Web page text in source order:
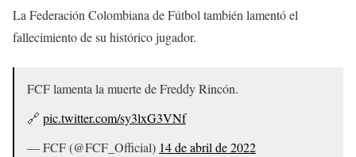
Descanse en paz.
pic.twitter.com/Kt2tGlGSC0
– FIFA.com en español (@fifacom_es)
La Federación Colombiana de Fútbol también lamentó el
fallecimiento de su histórico jugador.
FCF lamenta la muerte de Freddy Rincón.
🔗 pic.twitter.com/sy3lxG3VNf
— FCF (@FCF_Official) 14 de abril de 2022